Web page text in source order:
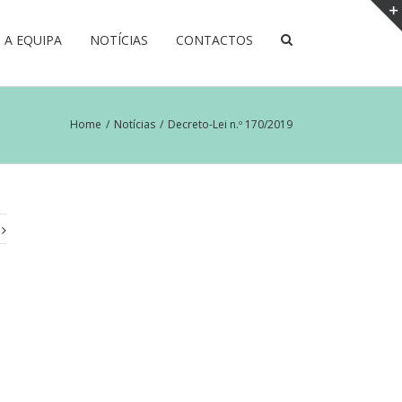
A EQUIPA NOTÍCIAS CONTACTOS
Home / Notícias / Decreto-Lei n.º 170/2019